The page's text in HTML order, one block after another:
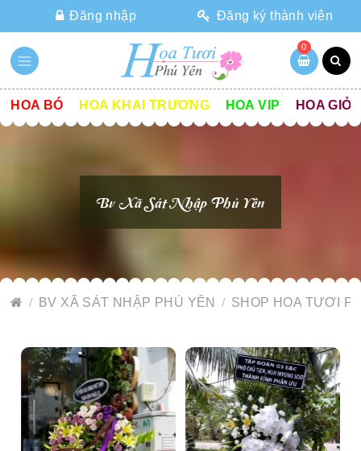
Đăng nhập Đăng ký thành viên
0
HOA BÓ HOA KHAI TRƯƠNG HOA VIP HOA GIỎ
Bv Xã Sát Nhập Phú Yên
BV XÃ SÁT NHẬP PHÚ YÊN SHOP HOA TƯƠI